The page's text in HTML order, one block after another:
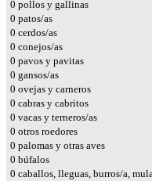
0 pollos y gallinas
0 patos/as
0 cerdos/as
0 conejos/as
0 pavos y pavitas
0 gansos/as
0 ovejas y carneros
0 cabras y cabritos
0 vacas y terneros/as
0 otros roedores
0 palomas y otras aves
0 búfalos
0 caballos, lleguas, burros/a,